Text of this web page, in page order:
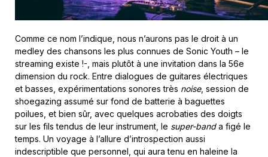
Comme ce nom l’indique, nous n’aurons pas le droit à un
medley des chansons les plus connues de Sonic Youth – le
streaming existe !-, mais plutôt à une invitation dans la 56e
dimension du rock. Entre dialogues de guitares électriques
et basses, expérimentations sonores très noise, session de
shoegazing assumé sur fond de batterie à baguettes
poilues, et bien sûr, avec quelques acrobaties des doigts
sur les fils tendus de leur instrument, le super-banda figé le
temps. Un voyage à l’allure d’introspection aussi
indescriptible que personnel, qui aura tenu en haleine la